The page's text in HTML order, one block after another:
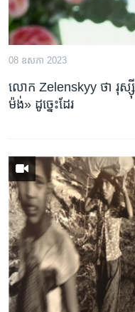
ទៅ​
កាន់​
ទំព័រ​
ស្វែង​08 ឧសភា 2023
លោក Zelenskyy ថា រុ
ម៉ង់» ដូច្នេះ​ដែរ